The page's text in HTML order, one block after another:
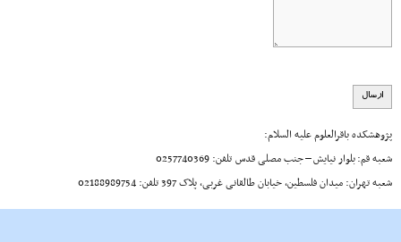
پژوهشکده باقرالعلوم علیه السلام:
شعبه قم: بلوار نیایش – جنب مصلی قدس تلفن: 0257740369
شعبه تهران: میدان فلسطین، خیابان طالقانی غربی، پلاک 397 تلفن: 02188989754